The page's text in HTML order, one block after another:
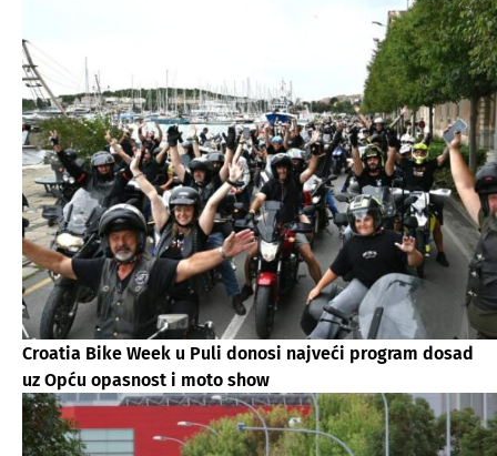
Croatia Bike Week u Puli donosi najveći program dosad
uz Opću opasnost i moto show